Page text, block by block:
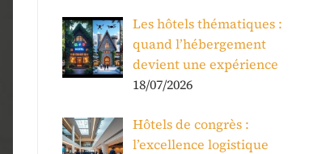
Les hôtels thématiques :
quand l’hébergement
devient une expérience
18/07/2026
Hôtels de congrès :
l’excellence logistique